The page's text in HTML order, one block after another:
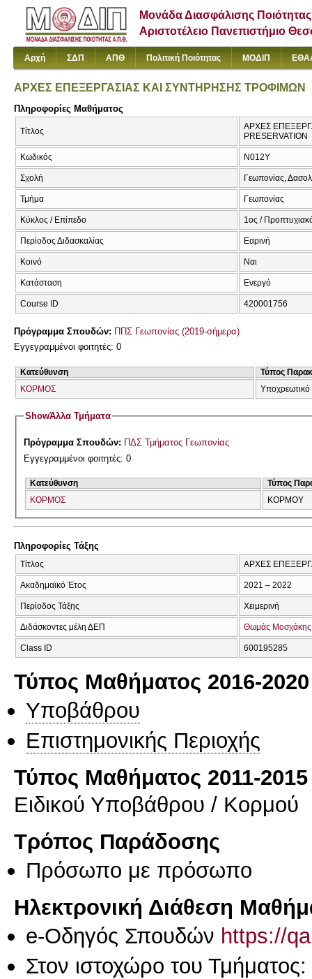
Μονάδα Διασφάλισης Ποιότητας
Αριστοτέλειο Πανεπιστήμιο
Αρχή ΣΔΠ ΑΠΘ Πολιτική Ποιότητας ΜΟΔΙΠ
ΑΡΧΕΣ ΕΠΕΞΕΡΓΑΣΙΑΣ ΚΑΙ ΣΥΝΤΗΡΗΣΗΣ ΤΡΟΦΙΜΩΝ
Πληροφορίες Μαθήματος
Τίτλος
ΑΡΧΕΣ
PRESERVATION
Κωδικός Ν012Υ
Σχολή Γεωπονίας,
Τμήμα Γεωπονίας
Κύκλος / Επίπεδο 1ος /
Περίοδος Διδασκαλίας Εαρινή
Κοινό Ναι
Κατάσταση Ενεργό
Course ID 420001756
Πρόγραμμα Σπουδών: ΠΠΣ Γεωπονίας (2019-σήμερα)
Εγγεγραμμένοι φοιτητές: 0
Κατεύθυνση
Τύπος
ΚΟΡΜΟΣ
Υποχρεωτικό
ShowΆλλα Τμήματα
Πρόγραμμα Σπουδών: ΠΔΣ Τμήματος Γεωπονίας
Εγγεγραμμένοι φοιτητές: 0
Κατεύθυνση
Τύπος
ΚΟΡΜΟΣ
ΚΟΡΜΟΥ
Πληροφορίες Τάξης
Τίτλος ΑΡΧΕΣ
Ακαδημαϊκό Έτος 2021 – 2022
Περίοδος Τάξης Χειμερινή
Διδάσκοντες μέλη ΔΕΠ Θωμάς Μοσχάκης
Class ID 600195285
Τύπος Μαθήματος 2016-2020
Υποβάθρου
Επιστημονικής Περιοχής
Τύπος Μαθήματος 2011-2015
Ειδικού Υποβάθρου / Κορμού
Τρόπος Παράδοσης
Πρόσωπο με πρόσωπο
Ηλεκτρονική Διάθεση
e-Οδηγός Σπουδών https://
Στον ιστοχώρο του Τμήματος: